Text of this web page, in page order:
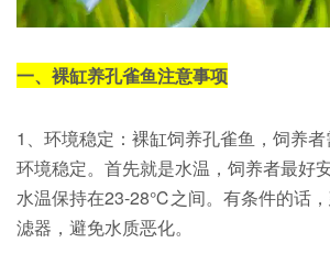
一、裸缸养孔雀鱼注意事项
1、环境稳定：裸缸饲养孔雀鱼，饲养
环境稳定。首先就是水温，饲养者最好
水温保持在23-28℃之间。有条件的话
滤器，避免水质恶化。